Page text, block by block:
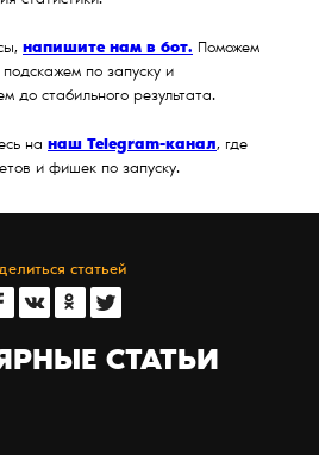
напишите нам в бот. Поможем
по запуску и
до стабильного результата.
на наш Telegram-канал, где
и фишек по запуску.
статьей
СТАТЬИ